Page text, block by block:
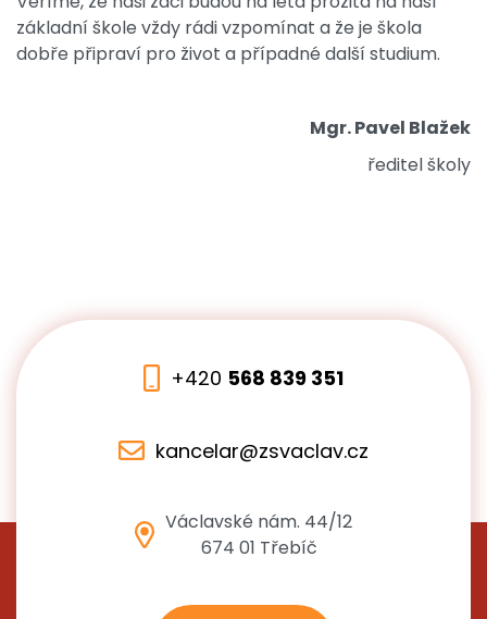
základní škole vždy rádi vzpomínat a že je škola
dobře připraví pro život a případné další studium.
Mgr. Pavel Blažek
ředitel školy
+420 568 839 351
kancelar@zsvaclav.cz
Václavské nám. 44/12
674 01 Třebíč